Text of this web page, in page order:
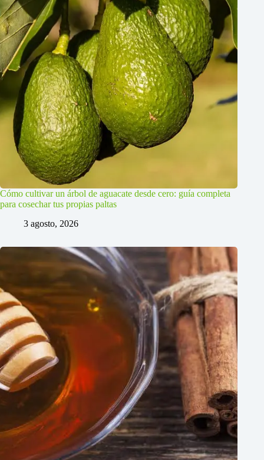
Cómo cultivar un árbol de aguacate desde cero: guía completa
para cosechar tus propias paltas
3 agosto, 2026